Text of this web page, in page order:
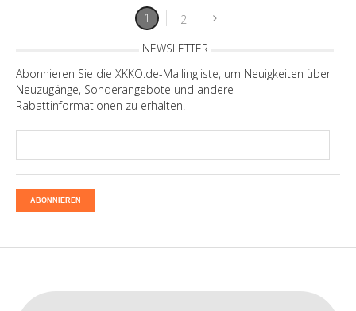
1
2
NEWSLETTER
Abonnieren Sie die XKKO.de-Mailingliste, um Neuigkeiten über
Neuzugänge, Sonderangebote und andere
Rabattinformationen zu erhalten.
ABONNIEREN